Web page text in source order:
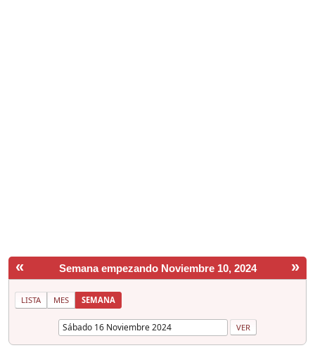
« »
Semana empezando Noviembre 10, 2024
LISTA MES SEMANA